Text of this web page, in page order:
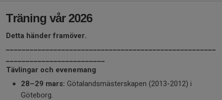
Träning vår 2026
Detta händer framöver.
Tävlingar och evenemang
28–29 mars: Götalandsmästerskapen (2013-2012) i
Göteborg.